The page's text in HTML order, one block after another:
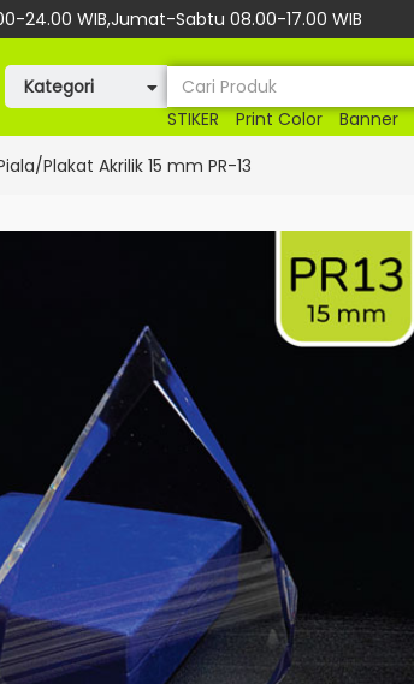
24.00 WIB,Jumat-Sabtu 08.00-17.00 WIB
Kategori
STIKER
Print Color Banner
Plakat Akrilik 15 mm PR-13